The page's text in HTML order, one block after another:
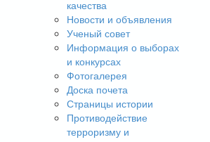
качества
Новости и объявления
Ученый совет
Информация о выборах
и конкурсах
Фотогалерея
Доска почета
Страницы истории
Противодействие
терроризму и